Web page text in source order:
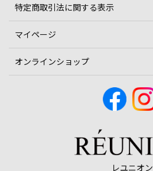
特定商取引法に関する表示
マイページ
オンラインショップ
レユニオン